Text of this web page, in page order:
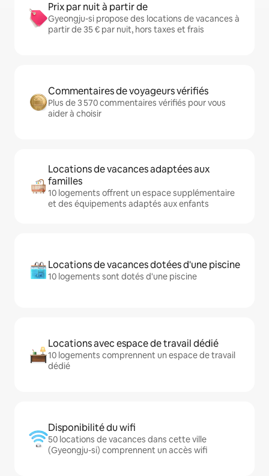
Prix par nuit à partir de
Gyeongju-si propose des locations de vacances à
partir de 35 € par nuit, hors taxes et frais
Commentaires de voyageurs vérifiés
Plus de 3 570 commentaires vérifiés pour vous
aider à choisir
Locations de vacances adaptées aux
familles
10 logements offrent un espace supplémentaire
et des équipements adaptés aux enfants
Locations de vacances dotées d'une piscine
10 logements sont dotés d'une piscine
Locations avec espace de travail dédié
10 logements comprennent un espace de travail
dédié
Disponibilité du wifi
50 locations de vacances dans cette ville
(Gyeongju-si) comprennent un accès wifi